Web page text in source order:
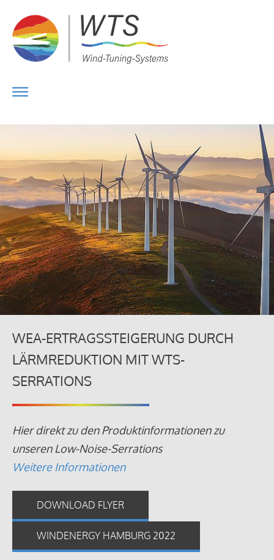
WEA-ERTRAGSSTEIGERUNG DURCH
LÄRMREDUKTION MIT WTS-
SERRATIONS
Hier direkt zu den Produktinformationen zu
unseren Low-Noise-Serrations
Weitere Informationen
DOWNLOAD FLYER
WINDENERGY HAMBURG 2022